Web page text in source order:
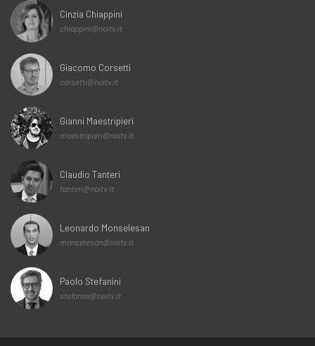
Cinzia Chiappini
chiappini@noitv.it
Giacomo Corsetti
corsetti@noitv.it
Gianni Maestripieri
maestripieri@noitv.it
Claudio Tanteri
tanteri@noitv.it
Leonardo Monselesan
monselesan@noitv.it
Paolo Stefanini
stefanini@noitv.it